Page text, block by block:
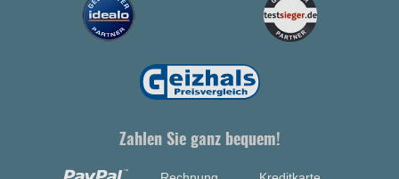
Zahlen Sie ganz bequem!